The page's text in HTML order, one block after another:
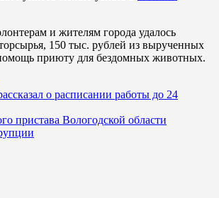
и жителям города удалось
150 тыс. рублей из вырученных
приюту для бездомных животных.
о расписании работы до 24
пристава Вологодской области